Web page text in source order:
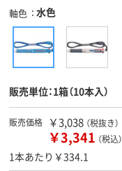
軸色 水色
販売単位：1箱（10本入）
販売価格 ￥3,038 （税抜き）
￥3,341 （税込）
1本あたり￥334.1